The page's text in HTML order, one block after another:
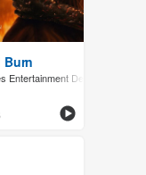
Burn
Entertainment Deutschland